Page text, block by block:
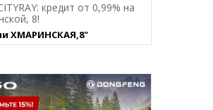
кредит от 0,99% на
8!
ХМАРИНСКАЯ,8"